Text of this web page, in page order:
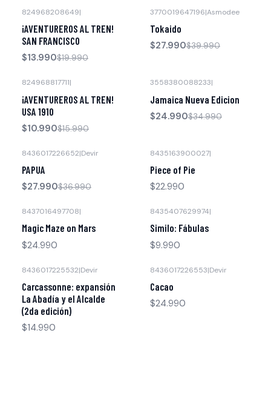
824968208649|
¡AVENTUREROS AL TREN!
SAN FRANCISCO
$13.990$19.990
3770019647196|Asmodee
Tokaido
$27.990$39.990
Agotado
824968817711|
¡AVENTUREROS AL TREN!
USA 1910
$10.990$15.990
3558380088233|
Jamaica Nueva Edicion
$24.990$34.990
8436017226652|Devir
PAPUA
$27.990$36.990
8435163900027|
Piece of Pie
$22.990
8437016497708|
Magic Maze on Mars
$24.990
8435407629974|
Similo: Fábulas
$9.990
8436017225532|Devir
Carcassonne: expansión
La Abadía y el Alcalde
(2da edición)
$14.990
8436017226553|Devir
Cacao
$24.990